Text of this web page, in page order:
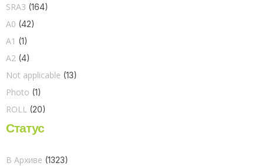
SRA3 (164)
A0 (42)
A1 (1)
A2 (4)
Not applicable (13)
Photo (1)
ROLL (20)
Статус
В Архиве (1323)